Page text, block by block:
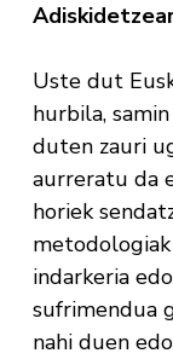
Uste dut
hurbila,
duten zauri
aurreratu da
horiek
indarkeria
sufrimendua
nahi duen